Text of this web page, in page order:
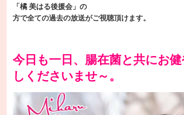
「橘 美はる後援会」の
方で全ての過去の放送がご視聴頂けます。
今日も一日、腸在菌と共にお
しくださいませ～。